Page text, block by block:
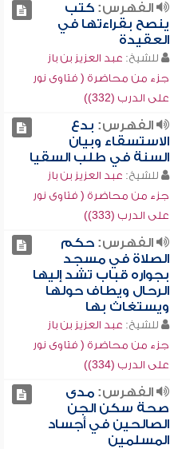
الفهرس:كتب
ينصح بقراءتها في
العقيدة
للشيخ: عبد العزيز بن باز
جزء من محاضرة ( فتاوى نور
على الدرب (332))
الفهرس: بدع
الاستسقاء وبيان
السنة في طلب السقيا
للشيخ: عبد العزيز بن باز
جزء من محاضرة ( فتاوى نور
على الدرب (333))
الفهرس:حكم
الصلاة في مسجد
بجواره قباب تشد إليها
الرحال ويطاف حولها
ويستغاث بها
للشيخ: عبد العزيز بن باز
جزء من محاضرة ( فتاوى نور
على الدرب (334))
الفهرس:مدى
صحة سكن الجن
الصالحين في أجساد
المسلمين